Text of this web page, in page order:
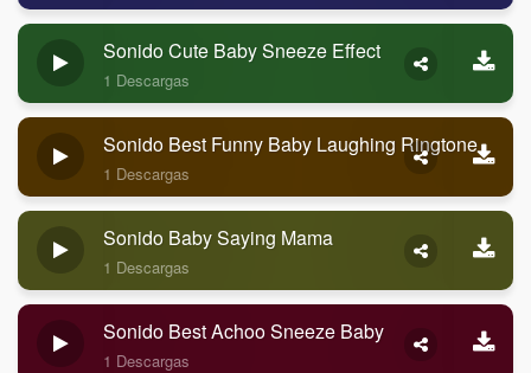
Sonido Cute Baby Sneeze Effect
1 Descargas
Sonido Best Funny Baby Laughing Ringtone
1 Descargas
Sonido Baby Saying Mama
1 Descargas
Sonido Best Achoo Sneeze Baby
1 Descargas